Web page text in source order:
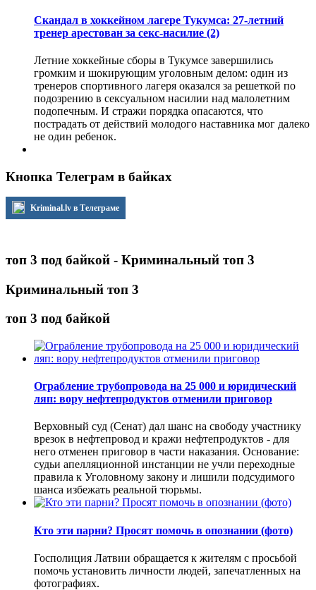
Скандал в хоккейном лагере Тукумса: 27-летний
тренер арестован за секс-насилие (2)
Летние хоккейные сборы в Тукумсе завершились
громким и шокирующим уголовным делом: один из
тренеров спортивного лагеря оказался за решеткой по
подозрению в сексуальном насилии над малолетним
подопечным. И стражи порядка опасаются, что
пострадать от действий молодого наставника мог далеко
не один ребенок.
Кнопка Телеграм в байках
Kriminal.lv в Телеграме
топ 3 под байкой - Криминальный топ 3
Криминальный топ 3
топ 3 под байкой
Ограбление трубопровода на 25 000 и юридический
ляп: вору нефтепродуктов отменили приговор
Верховный суд (Сенат) дал шанс на свободу участнику
врезок в нефтепровод и кражи нефтепродуктов - для
него отменен приговор в части наказания. Основание:
судьи апелляционной инстанции не учли переходные
правила к Уголовному закону и лишили подсудимого
шанса избежать реальной тюрьмы.
Кто эти парни? Просят помочь в опознании (фото)
Госполиция Латвии обращается к жителям с просьбой
помочь установить личности людей, запечатленных на
фотографиях.